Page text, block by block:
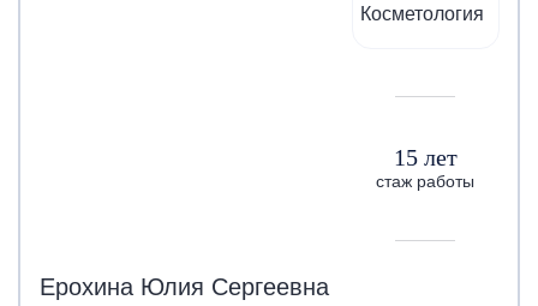
15 лет
стаж работы
Ерохина Юлия Сергеевна